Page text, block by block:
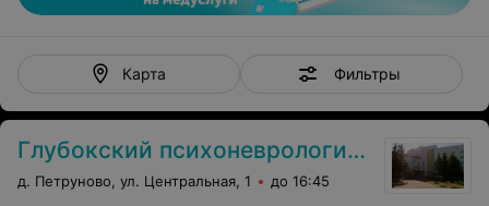
Карта Фильтры
Глубокский психоневрологический дом-интернат для престарелых и инвалидов
д. Петруново, ул. Центральная, 1 до 16:45